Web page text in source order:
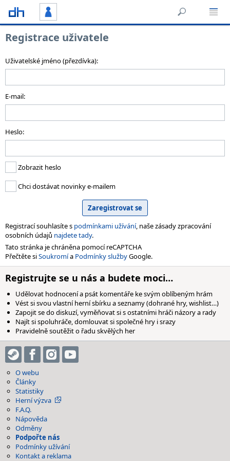
Registrace uživatele
Uživatelské jméno (přezdívka):
E-mail:
Heslo:
Zobrazit heslo
Chci dostávat novinky e-mailem
Registrací souhlasíte s podmínkami užívání, naše zásady zpracování
osobních údajů najdete tady.
Tato stránka je chráněna pomocí reCAPTCHA
Přečtěte siSoukromía Podmínky službyGoogle.
Registrujte se u nás a budete moci…
Udělovat hodnocení a psát komentáře ke svým oblíbeným hrám
Vést si svou vlastní herní sbírku a seznamy (dohrané hry, wishlist…)
Zapojit se do diskuzí, vyměňovat si s ostatními hráči názory a rady
Najít si spoluhráče, domlouvat si společné hry i srazy
Pravidelně soutěžit o řadu skvělých her
O webu
Články
Statistiky
Herní výzva
F.A.Q.
Nápověda
Odměny
Podpořte nás
Podmínky užívání
Kontakt a reklama